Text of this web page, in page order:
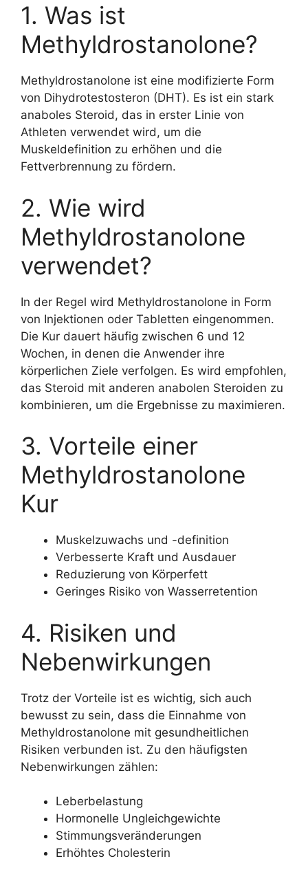
1. Was ist
Methyldrostanolone?
Methyldrostanolone ist eine modifizierte Form
von Dihydrotestosteron (DHT). Es ist ein stark
anaboles Steroid, das in erster Linie von
Athleten verwendet wird, um die
Muskeldefinition zu erhöhen und die
Fettverbrennung zu fördern.
2. Wie wird
Methyldrostanolone
verwendet?
In der Regel wird Methyldrostanolone in Form
von Injektionen oder Tabletten eingenommen.
Die Kur dauert häufig zwischen 6 und 12
Wochen, in denen die Anwender ihre
körperlichen Ziele verfolgen. Es wird empfohlen,
das Steroid mit anderen anabolen Steroiden zu
kombinieren, um die Ergebnisse zu maximieren.
3. Vorteile einer
Methyldrostanolone
Kur
Muskelzuwachs und -definition
Verbesserte Kraft und Ausdauer
Reduzierung von Körperfett
Geringes Risiko von Wasserretention
4. Risiken und
Nebenwirkungen
Trotz der Vorteile ist es wichtig, sich auch
bewusst zu sein, dass die Einnahme von
Methyldrostanolone mit gesundheitlichen
Risiken verbunden ist. Zu den häufigsten
Nebenwirkungen zählen:
Leberbelastung
Hormonelle Ungleichgewichte
Stimmungsveränderungen
Erhöhtes Cholesterin